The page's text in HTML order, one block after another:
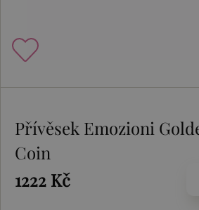
Přívěsek Emozioni
Coin
1222 Kč